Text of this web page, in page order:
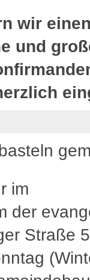
wir
und
im
der
Straße